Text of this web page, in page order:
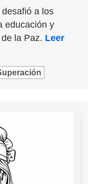
a los
educación y
la Paz. Leer